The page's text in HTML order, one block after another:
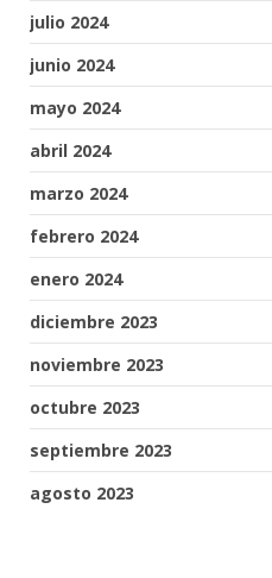
julio 2024
junio 2024
mayo 2024
abril 2024
marzo 2024
febrero 2024
enero 2024
diciembre 2023
noviembre 2023
octubre 2023
septiembre 2023
agosto 2023